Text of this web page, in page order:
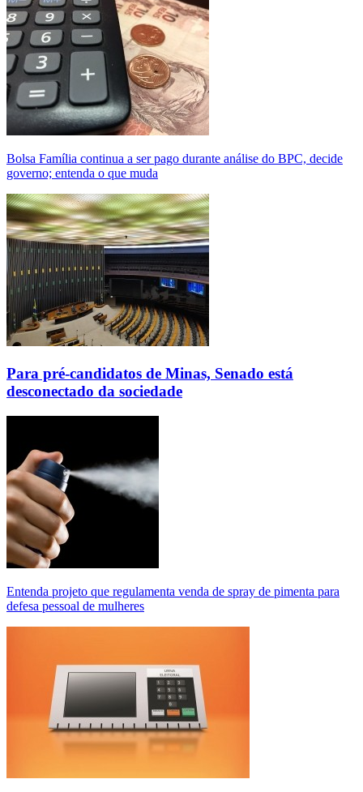
Bolsa Família continua a ser pago durante análise do BPC, decide
governo; entenda o que muda
Para pré-candidatos de Minas, Senado está
desconectado da sociedade
Entenda projeto que regulamenta venda de spray de pimenta para
defesa pessoal de mulheres